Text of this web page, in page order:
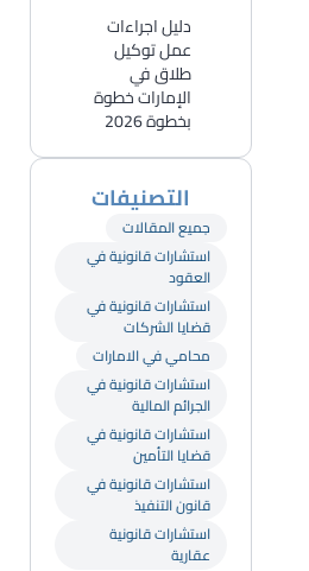
دليل اجراءات
عمل توكيل
طلاق في
الإمارات خطوة
بخطوة 2026
التصنيفات
جميع المقالات
استشارات قانونية في
العقود
استشارات قانونية في
قضايا الشركات
محامي في الامارات
استشارات قانونية في
الجرائم المالية
استشارات قانونية في
قضايا التأمين
استشارات قانونية في
قانون التنفيذ
استشارات قانونية
عقارية